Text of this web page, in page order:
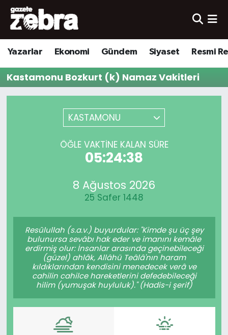
Yazarlar Ekonomi Gündem Siyaset Resmi
Kastamonu Bozkurt (k) Namaz Vakitleri
KASTAMONU
ÖĞLE VAKTINE KALAN SÜRE
05:24:38
8 Ağustos 2026
25 Safer 1448
Resûlullah (s.a.v.) buyurdular: "Kimde şu üç şey
bulunursa sevâbı hak eder ve imanını kemâle
erdirmiş olur: İnsanlar arasında geçinebileceği
(güzel) ahlâk, Allâhü Teâlâ'nın haram
kıldıklarından kendisini menedecek verâ ve
cahilin cahilce hareketlerini defedebileceği
hilim (yumuşak huyluluk)." (Hadis-i şerif)
Yazarlar
Ekonomi
Kültür-Sanat
Nöbetçi Eczaneler
Hava Durumu
Trafik Durumu
Süper Lig Puan Durumu ve Fikstür
Tüm Manşetler